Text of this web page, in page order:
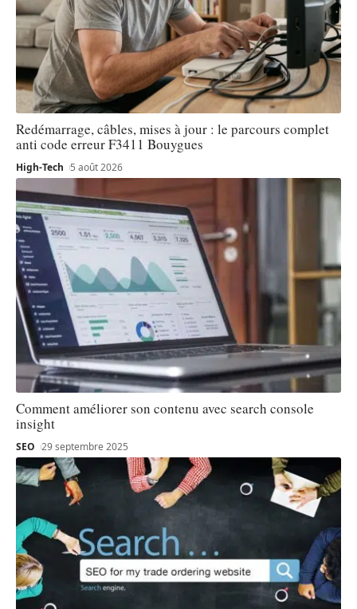
Redémarrage, câbles, mises à jour : le parcours complet
anti code erreur F3411 Bouygues
High-Tech 5 août 2026
Comment améliorer son contenu avec search console
insight
SEO 29 septembre 2025